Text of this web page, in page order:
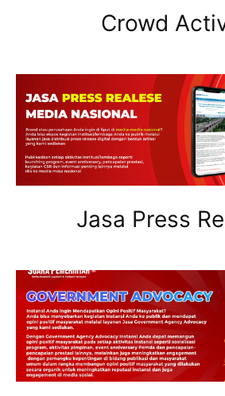
Crowd
Jasa Press